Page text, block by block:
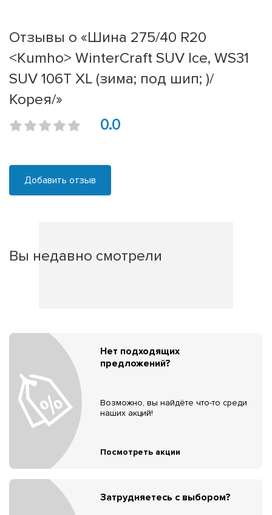
Отзывы о «Шина 275/40 R20
<Kumho> WinterCraft SUV Ice, WS31
SUV 106T XL (зима; под шип; )/
Корея/»
0.0
Добавить отзыв
Вы недавно смотрели
Нет подходящих
предложений?
Возможно, вы найдёте что-то среди
наших акций!
Посмотреть акции
Затрудняетесь с выбором?